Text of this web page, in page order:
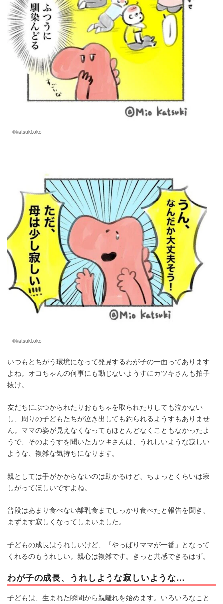
©katsuki.oko
©katsuki.oko
いつもとちがう環境になって発見するわが子の一面ってあります
よね。オコちゃんの何事にも動じないようすにカツキさんも拍子
抜け。
友だちにぶつかられたりおもちゃを取られたりしても泣かない
し、周りの子どもたちが泣き出しても釣られるようすもありませ
ん。ママの姿が見えなくなってもほとんどなくこともなかったよ
うで、そのようすを聞いたカツキさんは、うれしいような寂しい
ような、複雑な気持ちになります。
親としては手がかからないのは助かるけど、ちょっとくらいは寂
しがってほしいですよね。
普段はあまり食べない離乳食までしっかり食べたと報告を聞き、
まずます寂しくなってしまいました。
子どもの成長はうれしいけど、「やっぱりママが一番」となって
くれるのもうれしい。親心は複雑です。きっと共感できるはず。
わが子の成長、うれしような寂しいような…
子どもは、生まれた瞬間から親離れを始めます。いろいろなこと